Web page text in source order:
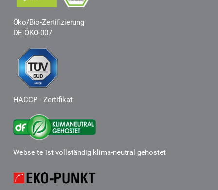
Öko/Bio-Zertifizierung
DE-ÖKO-007
HACCP - Zertifikat
Webseite ist vollständig klima-neutral gehostet